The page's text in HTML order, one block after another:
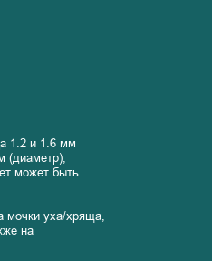
1.2 и 1.6 мм
(диаметр);
может быть
мочки уха/хряща,
на